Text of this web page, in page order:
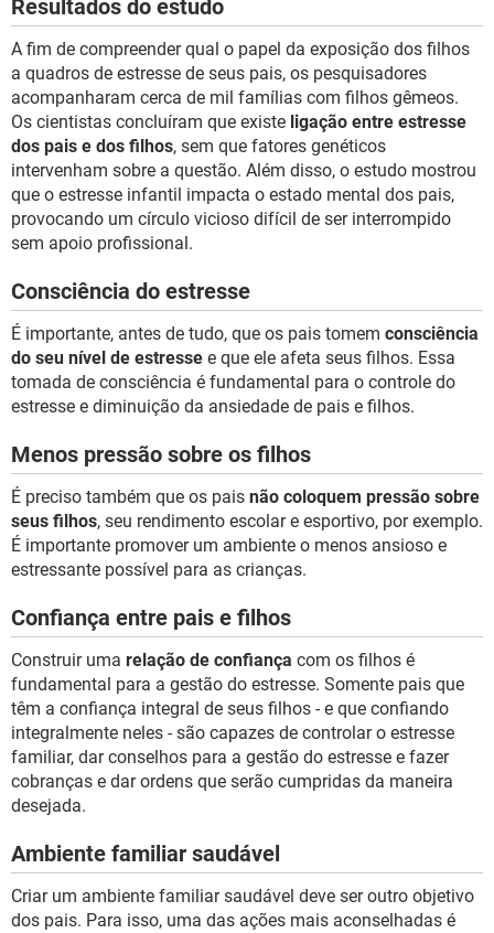
Resultados do estudo
A fim de compreender qual o papel da exposição dos filhos
a quadros de estresse de seus pais, os pesquisadores
acompanharam cerca de mil famílias com filhos gêmeos.
Os cientistas concluíram que existe ligação entre estresse
dos pais e dos filhos, sem que fatores genéticos
intervenham sobre a questão. Além disso, o estudo mostrou
que o estresse infantil impacta o estado mental dos pais,
provocando um círculo vicioso difícil de ser interrompido
sem apoio profissional.
Consciência do estresse
É importante, antes de tudo, que os pais tomem consciência
do seu nível de estresse e que ele afeta seus filhos. Essa
tomada de consciência é fundamental para o controle do
estresse e diminuição da ansiedade de pais e filhos.
Menos pressão sobre os filhos
É preciso também que os pais não coloquem pressão sobre
seus filhos, seu rendimento escolar e esportivo, por exemplo.
É importante promover um ambiente o menos ansioso e
estressante possível para as crianças.
Confiança entre pais e filhos
Construir uma relação de confiança com os filhos é
fundamental para a gestão do estresse. Somente pais que
têm a confiança integral de seus filhos - e que confiando
integralmente neles - são capazes de controlar o estresse
familiar, dar conselhos para a gestão do estresse e fazer
cobranças e dar ordens que serão cumpridas da maneira
desejada.
Ambiente familiar saudável
Criar um ambiente familiar saudável deve ser outro objetivo
dos pais. Para isso, uma das ações mais aconselhadas é